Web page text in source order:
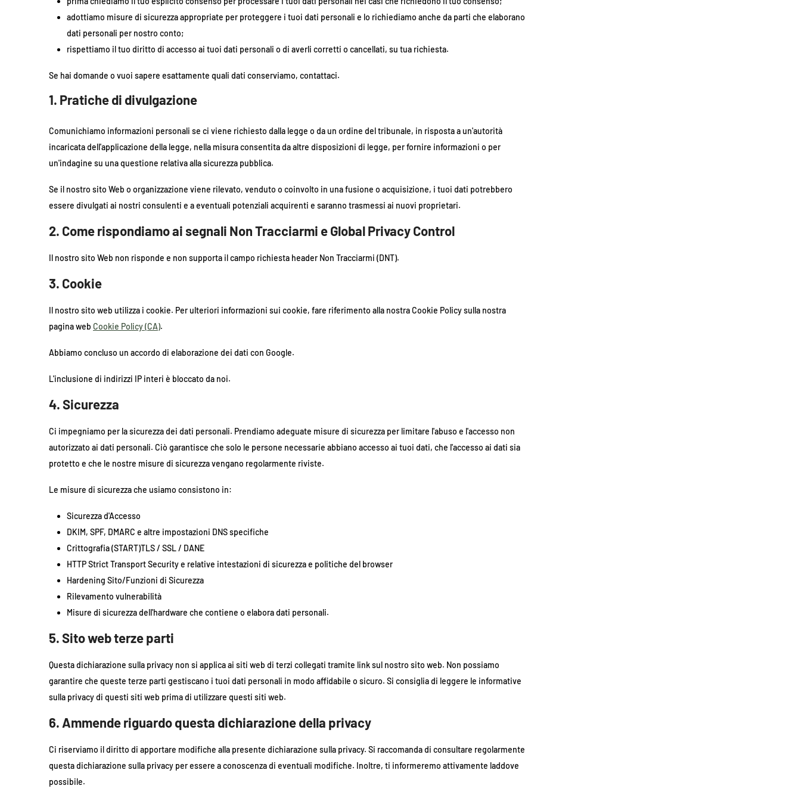
adottiamo misure di sicurezza appropriate per proteggere i tuoi dati personali e lo richiediamo anche da parti che elaborano
dati personali per nostro conto;
rispettiamo il tuo diritto di accesso ai tuoi dati personali o di averli corretti o cancellati, su tua richiesta.
Se hai domande o vuoi sapere esattamente quali dati conserviamo, contattaci.
1. Pratiche di divulgazione
Comunichiamo informazioni personali se ci viene richiesto dalla legge o da un ordine del tribunale, in risposta a un'autorità
incaricata dell'applicazione della legge, nella misura consentita da altre disposizioni di legge, per fornire informazioni o per
un'indagine su una questione relativa alla sicurezza pubblica.
Se il nostro sito Web o organizzazione viene rilevato, venduto o coinvolto in una fusione o acquisizione, i tuoi dati potrebbero
essere divulgati ai nostri consulenti e a eventuali potenziali acquirenti e saranno trasmessi ai nuovi proprietari.
2. Come rispondiamo ai segnali Non Tracciarmi e Global Privacy Control
Il nostro sito Web non risponde e non supporta il campo richiesta header Non Tracciarmi (DNT).
3. Cookie
Il nostro sito web utilizza i cookie. Per ulteriori informazioni sui cookie, fare riferimento alla nostra Cookie Policy sulla nostra
pagina web Cookie Policy (CA).
Abbiamo concluso un accordo di elaborazione dei dati con Google.
L'inclusione di indirizzi IP interi è bloccato da noi.
4. Sicurezza
Ci impegniamo per la sicurezza dei dati personali. Prendiamo adeguate misure di sicurezza per limitare l'abuso e l'accesso non
autorizzato ai dati personali. Ciò garantisce che solo le persone necessarie abbiano accesso ai tuoi dati, che l'accesso ai dati sia
protetto e che le nostre misure di sicurezza vengano regolarmente riviste.
Le misure di sicurezza che usiamo consistono in:
Sicurezza d'Accesso
DKIM, SPF, DMARC e altre impostazioni DNS specifiche
Crittografia (START)TLS / SSL / DANE
HTTP Strict Transport Security e relative intestazioni di sicurezza e politiche del browser
Hardening Sito/Funzioni di Sicurezza
Rilevamento vulnerabilità
Misure di sicurezza dell'hardware che contiene o elabora dati personali.
5. Sito web terze parti
Questa dichiarazione sulla privacy non si applica ai siti web di terzi collegati tramite link sul nostro sito web. Non possiamo
garantire che queste terze parti gestiscano i tuoi dati personali in modo affidabile o sicuro. Si consiglia di leggere le informative
sulla privacy di questi siti web prima di utilizzare questi siti web.
6. Ammende riguardo questa dichiarazione della privacy
Ci riserviamo il diritto di apportare modifiche alla presente dichiarazione sulla privacy. Si raccomanda di consultare regolarmente
questa dichiarazione sulla privacy per essere a conoscenza di eventuali modifiche. Inoltre, ti informeremo attivamente laddove
possibile.